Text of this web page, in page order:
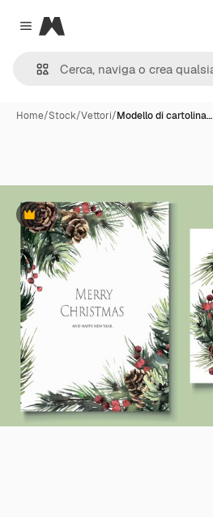
Close menu
Magnific
Home/Stock/Vettori/Modello di cartolina…
Premium